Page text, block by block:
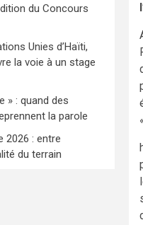
du Concours
Unies d’Haïti,
la voie à un stage
» : quand des
la parole
2026 : entre
du terrain